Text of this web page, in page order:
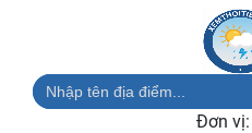
Đơn vị: